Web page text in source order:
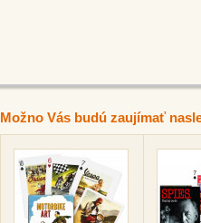
Možno Vás budú zaujímať